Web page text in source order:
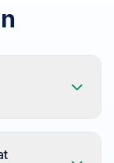
€25.000,